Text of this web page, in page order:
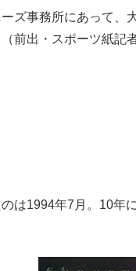
ズ事務所にあって、
前出・スポーツ紙記者
は1994年7月。10年